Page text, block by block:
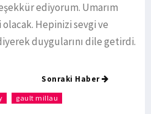
ediyorum. Umarım
Hepinizi sevgi ve
duygularını dile getirdi.
Sonraki Haber
gault millau